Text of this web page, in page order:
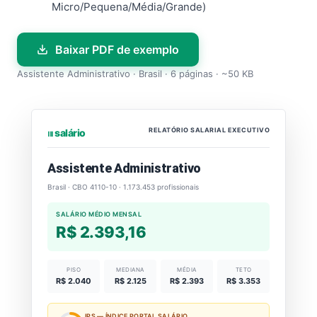
Micro/Pequena/Média/Grande)
Baixar PDF de exemplo
Assistente Administrativo · Brasil · 6 páginas · ~50 KB
⏐⏐⏐ salário RELATÓRIO SALARIAL EXECUTIVO
Assistente Administrativo
Brasil · CBO 4110-10 · 1.173.453 profissionais
SALÁRIO MÉDIO MENSAL
R$ 2.393,16
PISO
R$ 2.040
MEDIANA
R$ 2.125
MÉDIA
R$ 2.393
TETO
R$ 3.353